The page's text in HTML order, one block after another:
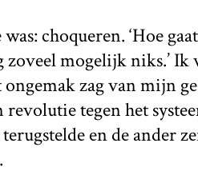
choqueren. ‘Hoe
mogelijk niks.’ Ik
zag van mijn
tegen het
en de ander